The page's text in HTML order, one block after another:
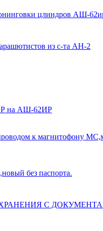
цлиндров АШ-
из с-та АН-2
на АШ-62ИР
к магнитофону
без паспорта.
ХРАНЕНИЯ С